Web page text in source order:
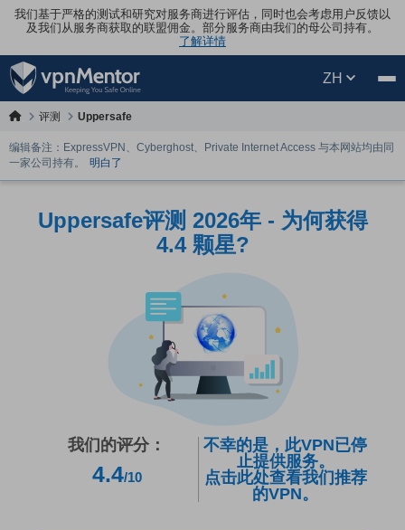
我们基于严格的测试和研究对服务商进行评估，同时也会考虑用户反馈以
及我们从服务商获取的联盟佣金。部分服务商由我们的母公司持有。
了解详情
ZH
评测 Uppersafe
编辑备注：ExpressVPN、Cyberghost、Private Internet Access 与本网站均由同
一家公司持有。
明白了
Uppersafe评测 2026年 - 为何获得
4.4 颗星?
我们的评分：
4.4/10
不幸的是，此VPN已停
止提供服务。
点击此处查看我们推荐
的VPN。